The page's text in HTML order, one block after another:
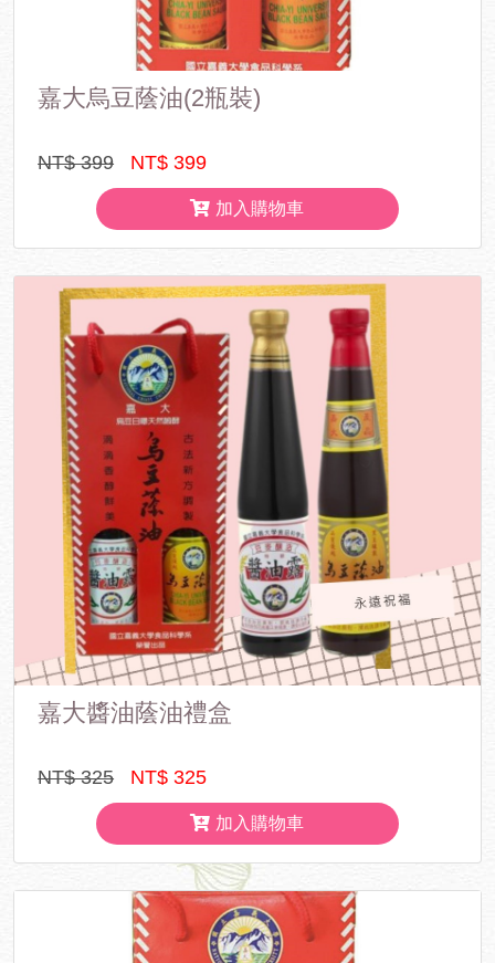
嘉大烏豆蔭油(2瓶裝)
NT$ 399 NT$ 399
加入購物車
嘉大醬油蔭油禮盒
NT$ 325 NT$ 325
加入購物車